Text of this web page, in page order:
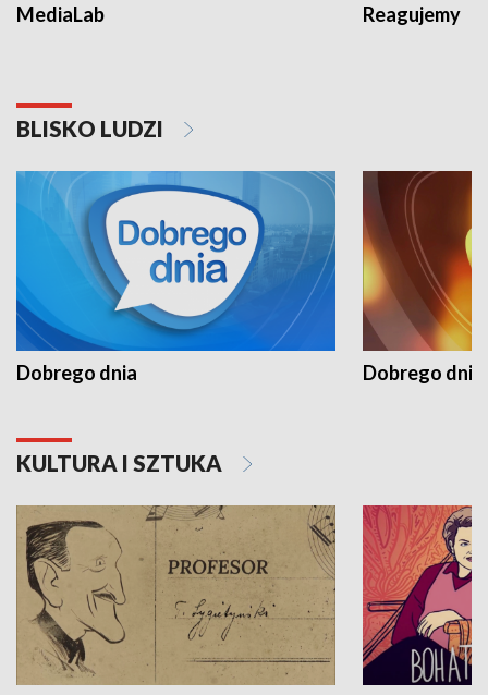
MediaLab Reagujemy
BLISKO LUDZI
Dobrego dnia Dobrego dnia
KULTURA I SZTUKA